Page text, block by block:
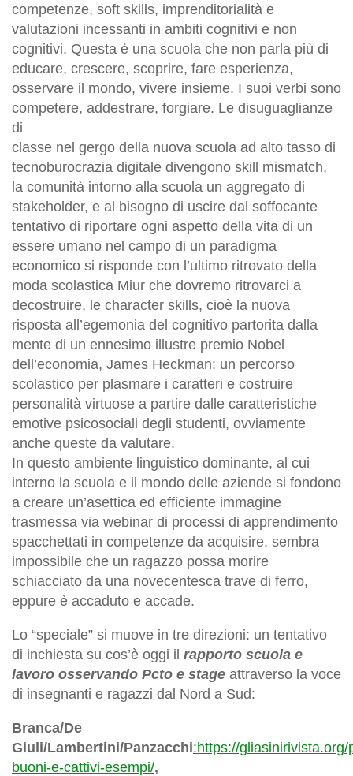
competenze, soft skills, imprenditorialità e
valutazioni incessanti in ambiti cognitivi e non
cognitivi. Questa è una scuola che non parla più di
educare, crescere, scoprire, fare esperienza,
osservare il mondo, vivere insieme. I suoi verbi sono
competere, addestrare, forgiare. Le disuguaglianze
di
classe nel gergo della nuova scuola ad alto tasso di
tecnoburocrazia digitale divengono skill mismatch,
la comunità intorno alla scuola un aggregato di
stakeholder, e al bisogno di uscire dal soffocante
tentativo di riportare ogni aspetto della vita di un
essere umano nel campo di un paradigma
economico si risponde con l’ultimo ritrovato della
moda scolastica Miur che dovremo ritrovarci a
decostruire, le character skills, cioè la nuova
risposta all’egemonia del cognitivo partorita dalla
mente di un ennesimo illustre premio Nobel
dell’economia, James Heckman: un percorso
scolastico per plasmare i caratteri e costruire
personalità virtuose a partire dalle caratteristiche
emotive psicosociali degli studenti, ovviamente
anche queste da valutare.
In questo ambiente linguistico dominante, al cui
interno la scuola e il mondo delle aziende si fondono
a creare un’asettica ed efficiente immagine
trasmessa via webinar di processi di apprendimento
spacchettati in competenze da acquisire, sembra
impossibile che un ragazzo possa morire
schiacciato da una novecentesca trave di ferro,
eppure è accaduto e accade.
Lo “speciale” si muove in tre direzioni: un tentativo
di inchiesta su cos’è oggi il rapporto scuola e
lavoro osservando Pcto e stage attraverso la voce
di insegnanti e ragazzi dal Nord a Sud:
Branca/De
Giuli/Lambertini/Panzacchi:https://gliasinirivista.org/
buoni-e-cattivi-esempi/,